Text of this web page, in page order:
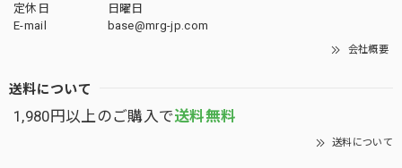
定休日
日曜日
E-mail
base@mrg-jp.com
会社概要
送料について
1,980円以上のご購入で送料無料
送料について